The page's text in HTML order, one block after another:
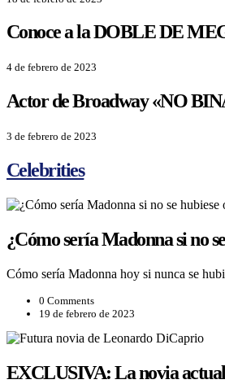
Conoce a la DOBLE DE
4 de febrero de 2023
Actor de Broadway «NO
3 de febrero de 2023
Celebrities
¿Cómo sería Madonna si no
Cómo sería Madonna hoy si nunca se
0 Comments
19 de febrero de 2023
EXCLUSIVA: La novia